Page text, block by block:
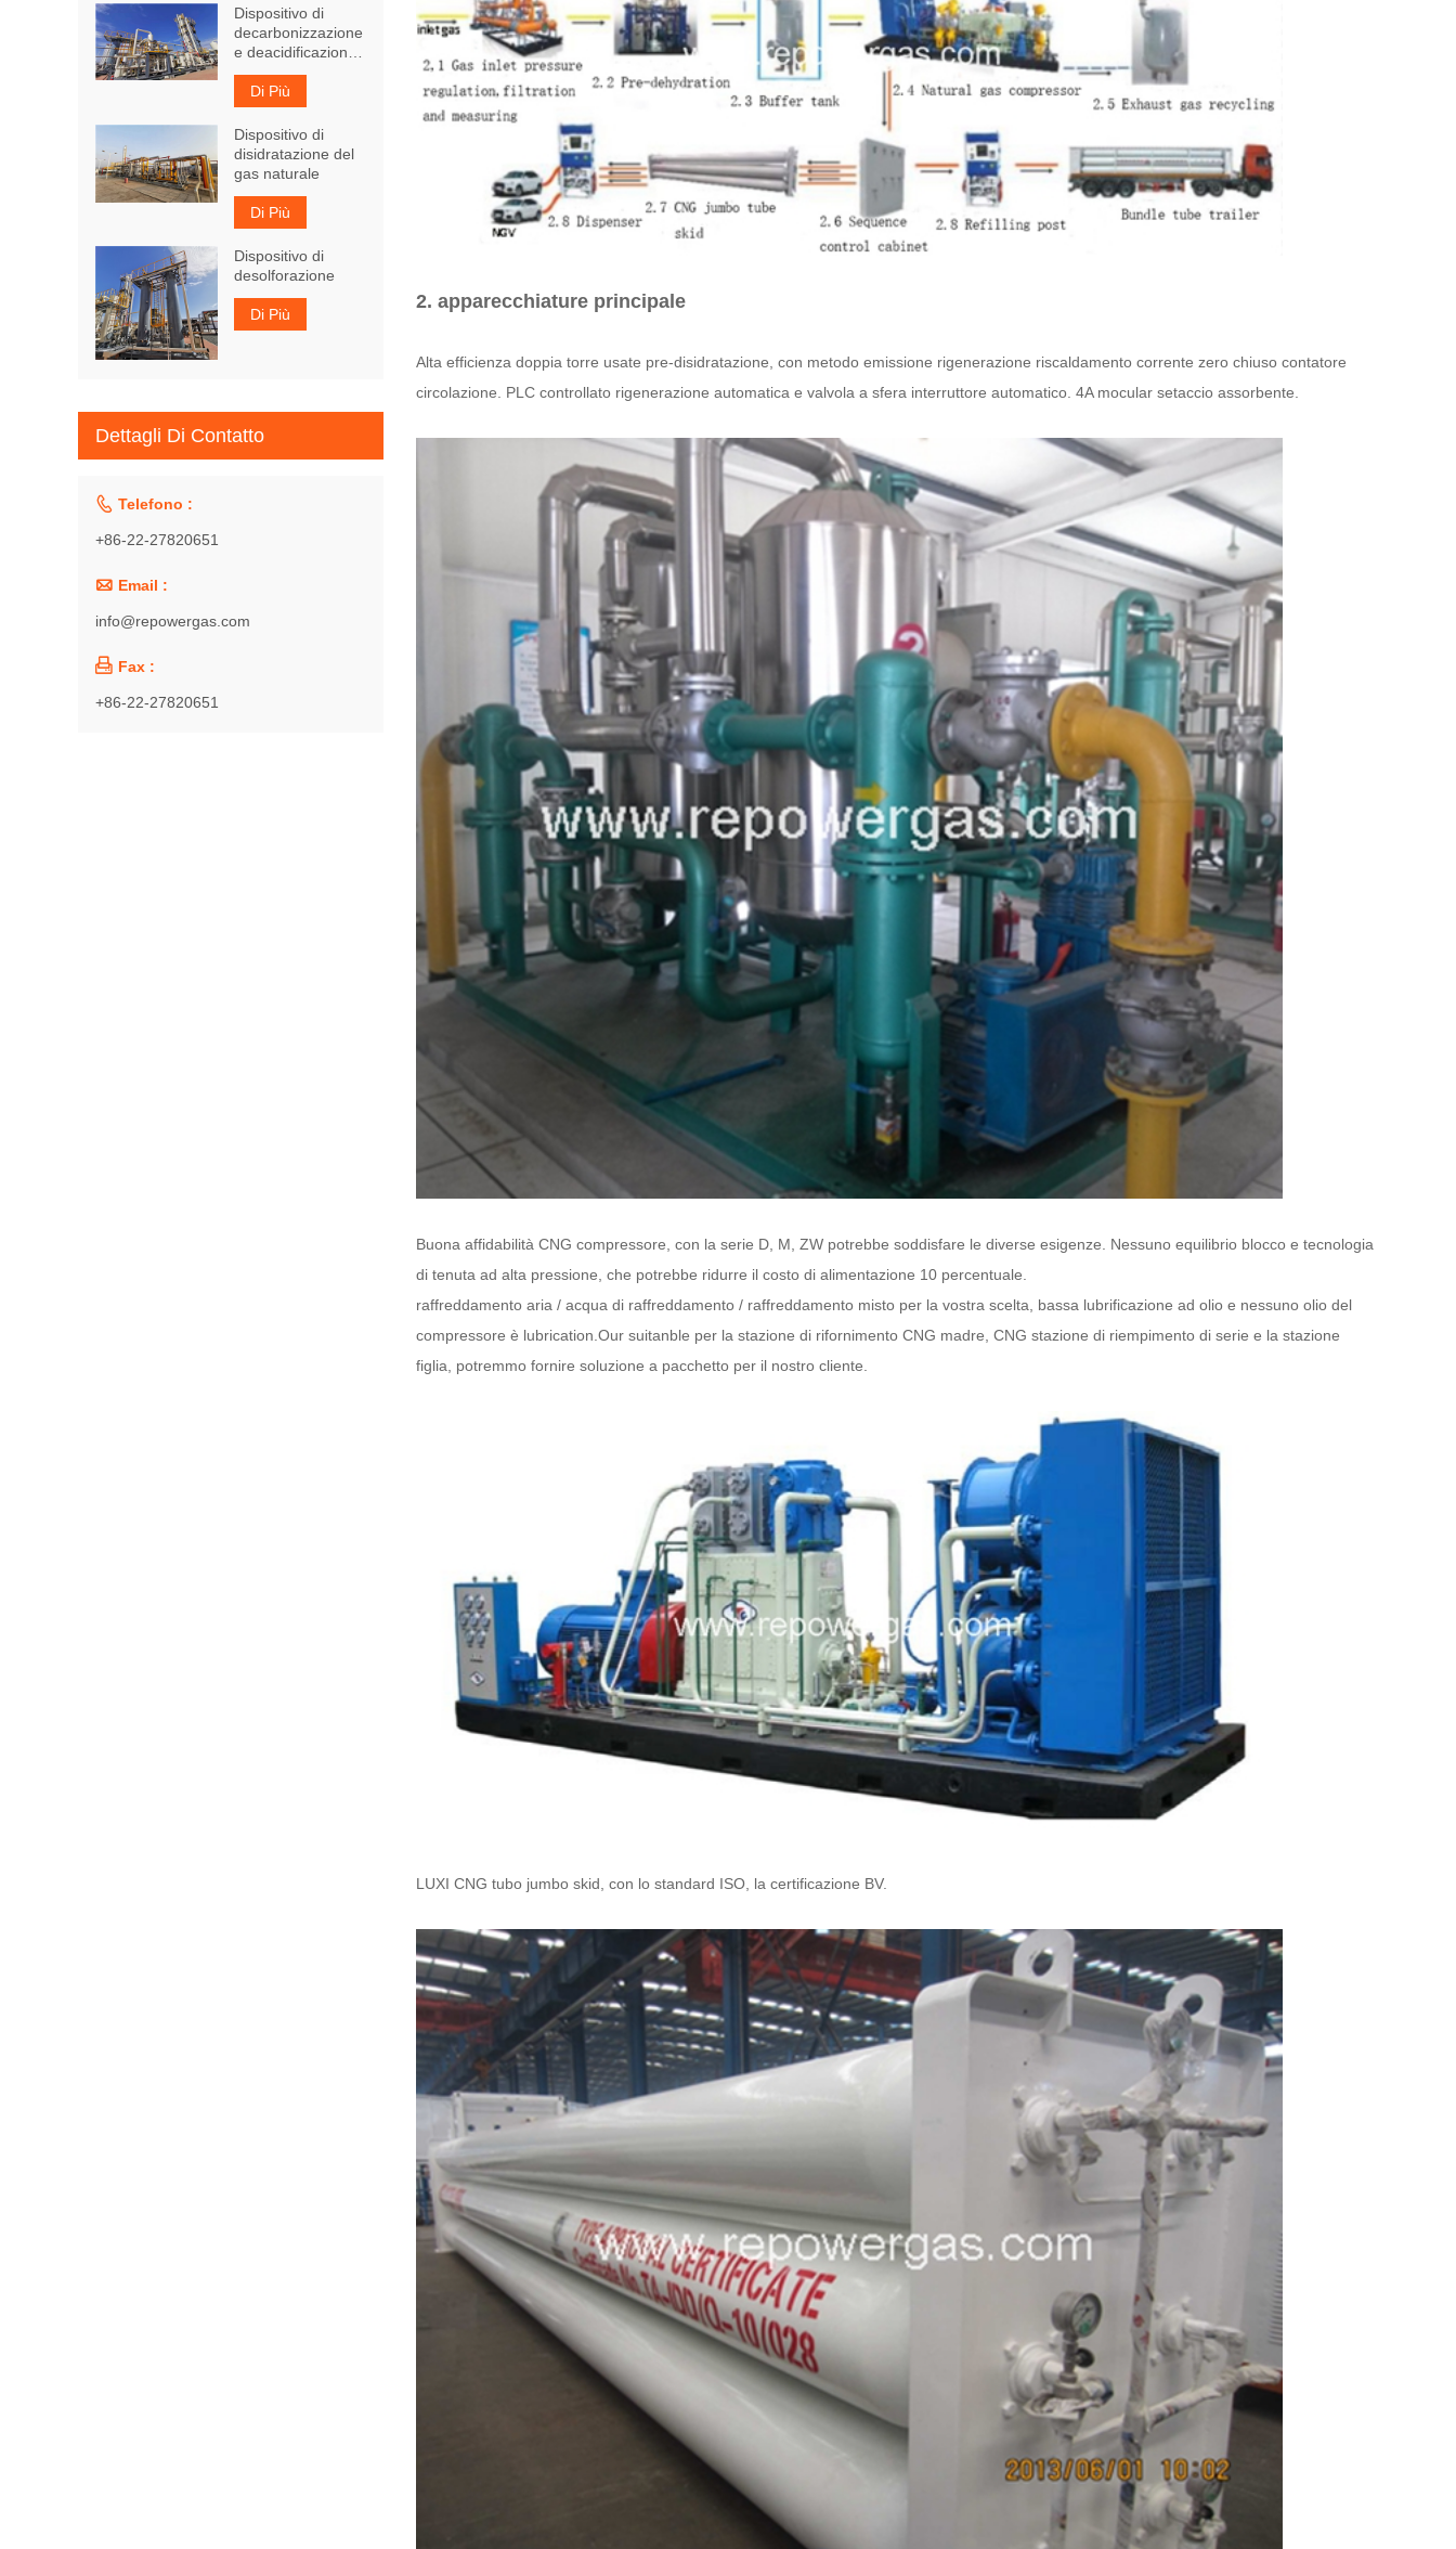
2. apparecchiature principale
Alta efficienza doppia torre usate pre-disidratazione, con metodo emissione rigenerazione riscaldamento corrente zero chiuso contatore
circolazione. PLC controllato rigenerazione automatica e valvola a sfera interruttore automatico. 4A mocular setaccio assorbente.
Buona affidabilità CNG compressore, con la serie D, M, ZW potrebbe soddisfare le diverse esigenze. Nessuno equilibrio blocco e tecnologia
di tenuta ad alta pressione, che potrebbe ridurre il costo di alimentazione 10 percentuale.
raffreddamento aria / acqua di raffreddamento / raffreddamento misto per la vostra scelta, bassa lubrificazione ad olio e nessuno olio del
compressore è lubrication.Our suitanble per la stazione di rifornimento CNG madre, CNG stazione di riempimento di serie e la stazione
figlia, potremmo fornire soluzione a pacchetto per il nostro cliente.
LUXI CNG tubo jumbo skid, con lo standard ISO, la certificazione BV.
Dispositivo di
decarbonizzazione
e deacidificazione
del gas naturale
Di Più
Dispositivo di
disidratazione del
gas naturale
Di Più
Dispositivo di
desolforazione
Di Più
Dettagli Di Contatto
 Telefono :
+86-22-27820651
 Email :
info@repowergas.com
 Fax :
+86-22-27820651